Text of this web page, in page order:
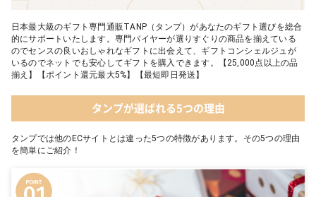
日本最大級のギフト専門通販TANP（タンプ）があなたのギフト選びを総合
的にサポートいたします。専門バイヤーが選りすぐりの商品を揃えている
のでセンスの良いおしゃれなギフトに出会えて、ギフトコンシェルジュが
いるのでネットでも安心してギフトを購入できます。【25,000点以上の品
揃え】【ポイント還元最大5%】【最短即日発送】
タンプが選ばれる5つの理由
タンプでは他のECサイトとは違った5つの特徴があります。その5つの理由
を簡単にご紹介！